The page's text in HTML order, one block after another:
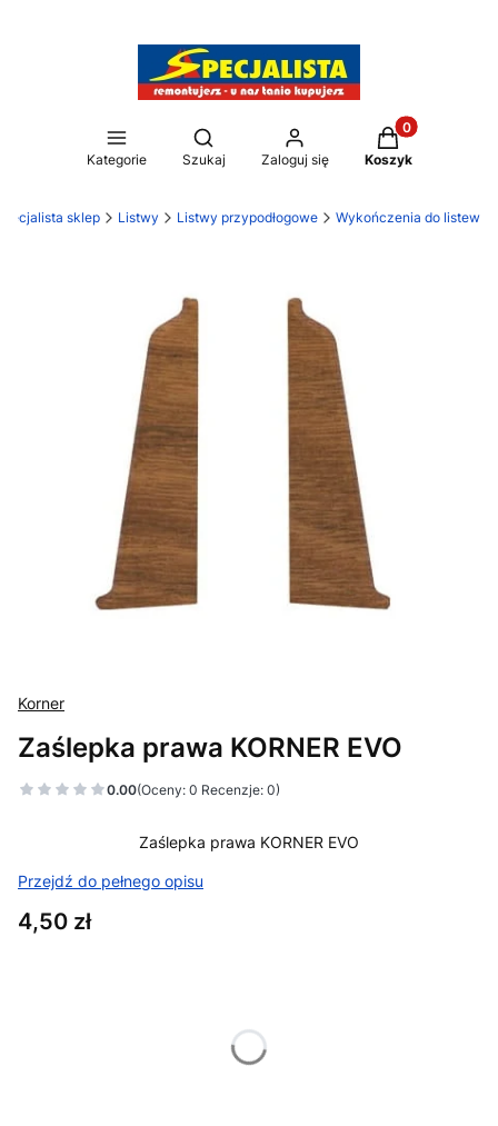
Kategorie
Otwórz wyszukiwarkę
Szukaj Zaloguj się
Produkty w
Koszyk
sklep Listwy Listwy przypodłogowe Wykończenia do listew
Korner
Zaślepka prawa KORNER EVO
0.00(Oceny: 0 Recenzje: 0)
Zaślepka prawa KORNER EVO
Przejdź do pełnego opisu
Cena
4,50 zł